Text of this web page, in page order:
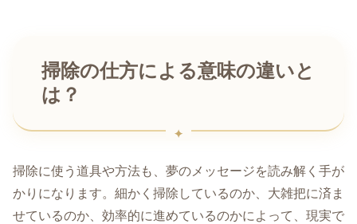
掃除の仕方による意味の違いと
は？
掃除に使う道具や方法も、夢のメッセージを読み解く手が
かりになります。細かく掃除しているのか、大雑把に済ま
せているのか、効率的に進めているのかによって、現実で